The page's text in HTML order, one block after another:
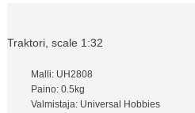
Traktori, scale 1:32
Malli: UH2808
Paino: 0.5kg
Valmistaja: Universal Hobbies